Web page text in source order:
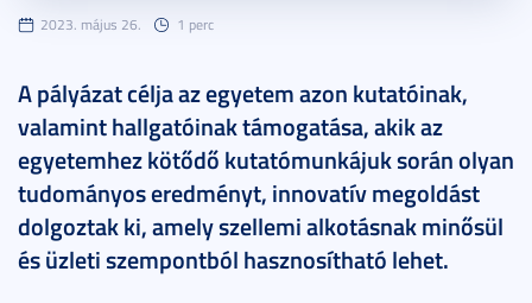
2023. május 26. 1 perc
A pályázat célja az egyetem azon kutatóinak,
valamint hallgatóinak támogatása, akik az
egyetemhez kötődő kutatómunkájuk során olyan
tudományos eredményt, innovatív megoldást
dolgoztak ki, amely szellemi alkotásnak minősül
és üzleti szempontból hasznosítható lehet.